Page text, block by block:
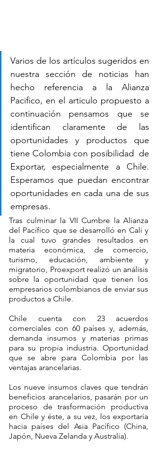
Varios de los artículos sugeridos en
nuestra sección de noticias han
hecho referencia a la Alianza
Pacifico, en el articulo propuesto a
continuación pensamos que se
identifican claramente de las
oportunidades y productos que
tiene Colombia con posibilidad  de
Exportar, especialmente a Chile.
Esperamos que puedan encontrar
oportunidades en cada una de sus
empresas.
Tras culminar la VII Cumbre la Alianza
del Pacífico que se desarrolló en Cali y
la cual tuvo grandes resultados en
materia económica, de comercio,
turismo, educación, ambiente y
migratorio, Proexport realizó un análisis
sobre la oportunidad que tienen los
empresarios colombianos de enviar sus
productos a Chile.
Chile cuenta con 23 acuerdos
comerciales con 60 países y, además,
demanda insumos y materias primas
para su propia industria. Oportunidad
que se abre para Colombia por las
ventajas arancelarias.
Los nueve insumos claves que tendrán
beneficios arancelarios, pasarán por un
proceso de trasformación productiva
en Chile y éste, a su vez, los exportaría
hacia países del Asia Pacífico (China,
Japón, Nueva Zelanda y Australia).